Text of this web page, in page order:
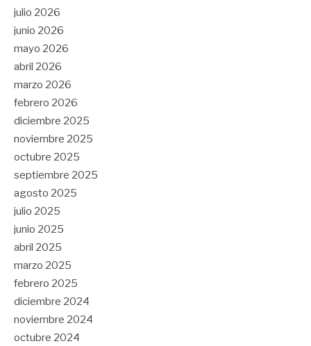
julio 2026
junio 2026
mayo 2026
abril 2026
marzo 2026
febrero 2026
diciembre 2025
noviembre 2025
octubre 2025
septiembre 2025
agosto 2025
julio 2025
junio 2025
abril 2025
marzo 2025
febrero 2025
diciembre 2024
noviembre 2024
octubre 2024